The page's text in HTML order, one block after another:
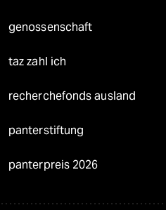
genossenschaft
taz zahl ich
recherchefonds ausland
panterstiftung
panterpreis 2026